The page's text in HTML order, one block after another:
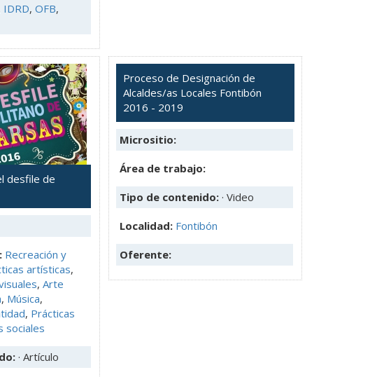
IDRD, OFB,
desfile de
Recreación y
artísticas,
, Arte
, Música,
, Prácticas
sociales
· Artículo
Proceso de Designación de
Alcaldes/as Locales Fontibón
2016 - 2019
Micrositio:
Área de trabajo:
Tipo de contenido: · Video
Localidad: Fontibón
Oferente: